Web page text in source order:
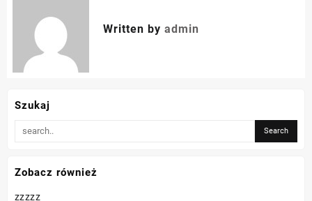
Written by admin
Szukaj
Zobacz również
zzzzz